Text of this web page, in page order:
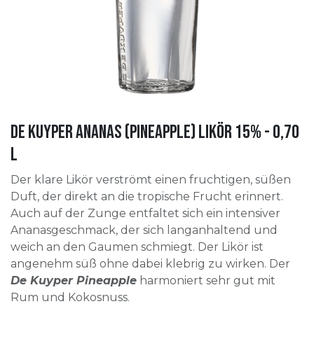
De Kuyper Ananas (Pineapple) Likör 15% - 0,70
l
Der klare Likör verströmt einen fruchtigen, süßen
Duft, der direkt an die tropische Frucht erinnert.
Auch auf der Zunge entfaltet sich ein intensiver
Ananasgeschmack, der sich langanhaltend und
weich an den Gaumen schmiegt. Der Likör ist
angenehm süß ohne dabei klebrig zu wirken. Der
De Kuyper Pineapple harmoniert sehr gut mit
Rum und Kokosnuss.